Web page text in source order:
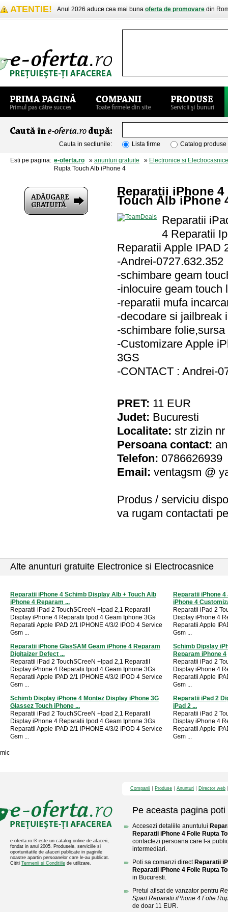
ATENTIE! Anul 2026 aduce cea mai buna oferta de promovare din
Cauta in sectiunile: Lista firme Catalog produse
Esti pe pagina: e-oferta.ro » anunturi gratuite » Electronice si Electrocasnice
Rupta Touch Alb iPhone 4
Reparatii iPhone
Touch Alb iPhone
Reparatii
4 Reparatii
Reparatii Apple IPAD
-Andrei-0727.632.352
-schimbare geam
-inlocuire geam touch
-reparatii mufa
-decodare si jailbreak
-schimbare
-Customizare Apple
3GS
-CONTACT : Andrei-
PRET: 11 EUR
Judet: Bucuresti
Localitate: str zizin nr
Persoana contact:
Telefon: 0786626939
Email: ventagsm @
Produs / serviciu
va rugam contactati
Alte anunturi gratuite Electronice si Electrocasnice
Reparatii iPhone 4 Schimb Display Alb + Touch Alb
iPhone 4 Reparam ...
Reparatii iPad 2 TouchSCreeN +Ipad 2,1 ReparatiI
Display iPhone 4 Reparatii Ipod 4 Geam Iphone 3Gs
Reparatii Apple IPAD 2/1 IPHONE 4/3/2 IPOD 4 Service
Gsm ...
Reparatii iPhone
iPhone 4
Reparatii iPad 2
Display iPhone 4
Reparatii Apple
Gsm ...
Reparatii iPhone GlasSAM Geam iPhone 4 Reparam
Digitaizer Defect ...
Reparatii iPad 2 TouchSCreeN +Ipad 2,1 ReparatiI
Display iPhone 4 Reparatii Ipod 4 Geam Iphone 3Gs
Reparatii Apple IPAD 2/1 IPHONE 4/3/2 IPOD 4 Service
Gsm ...
Schimb Dipslay
Reparam iPhone 4
Reparatii iPad 2
Display iPhone 4
Reparatii Apple
Gsm ...
Schimb Display iPhone 4 Montez Display iPhone 3G
Glassez Touch iPhone ...
Reparatii iPad 2 TouchSCreeN +Ipad 2,1 ReparatiI
Display iPhone 4 Reparatii Ipod 4 Geam Iphone 3Gs
Reparatii Apple IPAD 2/1 IPHONE 4/3/2 IPOD 4 Service
Gsm ...
Reparatii iPad 2
iPad 2 ...
Reparatii iPad 2
Display iPhone 4
Reparatii Apple
Gsm ...
mic
e-oferta.ro ® este un catalog online de afaceri,
fondat in anul 2005. Produsele, serviciile si
oportunitatile de afaceri publicate in paginile
noastre apartin persoanelor care le-au publicat.
Cititi Termenii si Conditiile de utilizare.
Companii Produse Anunturi Director web
Pe aceasta pagina poti
Accesezi detaliile anuntului
Reparatii iPhone 4 Folie Rupta
contactezi persoana care l-a
intermediari.
Poti sa comanzi direct Reparatii
Reparatii iPhone 4 Folie Rupta
in Bucuresti.
Pretul afisat de vanzator pentru
Spart Reparatii iPhone 4 Folie
de doar 11 EUR.